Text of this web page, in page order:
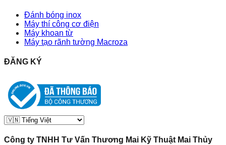
Đánh bóng inox
Máy thí công cơ điện
Máy khoan từ
Máy tạo rãnh tường Macroza
ĐĂNG KÝ
Công ty TNHH Tư Vấn Thương Mai Kỹ Thuật Mai Thủy